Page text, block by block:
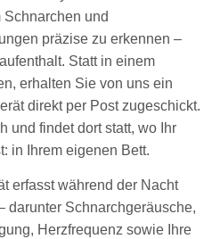
und
präzise zu erkennen –
Statt in einem
erhalten Sie von uns ein
direkt per Post zugeschickt.
und findet dort statt, wo Ihr
in Ihrem eigenen Bett.
erfasst während der Nacht
darunter Schnarchgeräusche,
Herzfrequenz sowie Ihre